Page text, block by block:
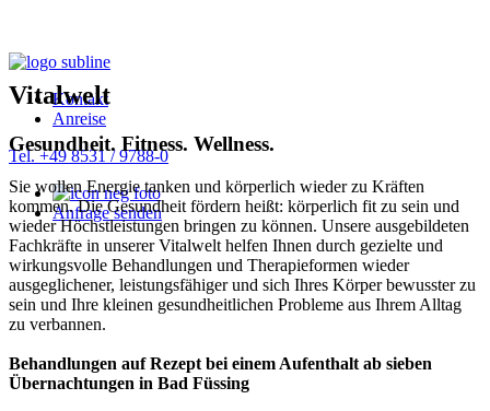
Kontakt
Anreise
Tel. +49 8531 / 9788-0
Anfrage senden
Vitalwelt
Gesundheit. Fitness. Wellness.
Sie wollen Energie tanken und körperlich wieder zu Kräften
kommen. Die Gesundheit fördern heißt: körperlich fit zu sein und
wieder Höchstleistungen bringen zu können. Unsere ausgebildeten
Fachkräfte in unserer Vitalwelt helfen Ihnen durch gezielte und
wirkungsvolle Behandlungen und Therapieformen wieder
ausgeglichener, leistungsfähiger und sich Ihres Körper bewusster zu
sein und Ihre kleinen gesundheitlichen Probleme aus Ihrem Alltag
zu verbannen.
Behandlungen auf Rezept bei einem Aufenthalt ab sieben
Übernachtungen in Bad Füssing